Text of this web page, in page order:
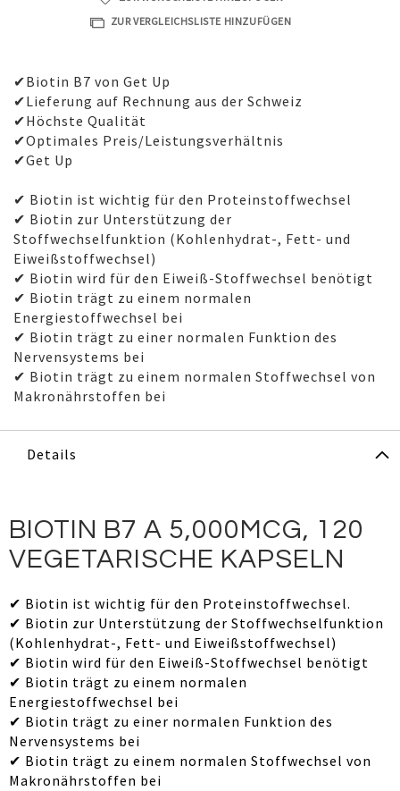
ZUR VERGLEICHSLISTE HINZUFÜGEN
✔Biotin B7 von Get Up
✔Lieferung auf Rechnung aus der Schweiz
✔Höchste Qualität
✔Optimales Preis/Leistungsverhältnis
✔Get Up
✔ Biotin ist wichtig für den Proteinstoffwechsel
✔ Biotin zur Unterstützung der
Stoffwechselfunktion (Kohlenhydrat-, Fett- und
Eiweißstoffwechsel)
✔ Biotin wird für den Eiweiß-Stoffwechsel benötigt
✔ Biotin trägt zu einem normalen
Energiestoffwechsel bei
✔ Biotin trägt zu einer normalen Funktion des
Nervensystems bei
✔ Biotin trägt zu einem normalen Stoffwechsel von
Makronährstoffen bei
Details
BIOTIN B7 A 5,000MCG, 120
VEGETARISCHE KAPSELN
✔ Biotin ist wichtig für den Proteinstoffwechsel.
✔ Biotin zur Unterstützung der Stoffwechselfunktion
(Kohlenhydrat-, Fett- und Eiweißstoffwechsel)
✔ Biotin wird für den Eiweiß-Stoffwechsel benötigt
✔ Biotin trägt zu einem normalen
Energiestoffwechsel bei
✔ Biotin trägt zu einer normalen Funktion des
Nervensystems bei
✔ Biotin trägt zu einem normalen Stoffwechsel von
Makronährstoffen bei